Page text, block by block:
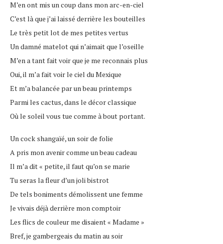
M’en ont mis un coup dans mon arc-en-ciel
C’est là que j’ai laissé derrière les bouteilles
Le très petit lot de mes petites vertus
Un damné matelot qui n’aimait que l’oseille
M’en a tant fait voir que je me reconnais plus
Oui, il m’a fait voir le ciel du Mexique
Et m’a balancée par un beau printemps
Parmi les cactus, dans le décor classique
Où le soleil vous tue comme à bout portant.
Un cock shangaïé, un soir de folie
A pris mon avenir comme un beau cadeau
Il m’a dit « petite, il faut qu’on se marie
Tu seras la fleur d’un joli bistrot
De tels boniments démolissent une femme
Je vivais déjà derrière mon comptoir
Les flics de couleur me disaient « Madame »
Bref, je gambergeais du matin au soir